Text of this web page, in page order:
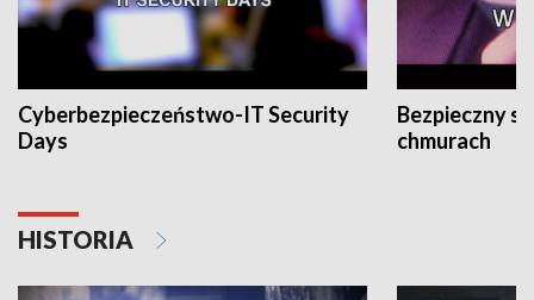
Cyberbezpieczeństwo-IT Security
Days
Bezpieczny
chmurach
HISTORIA